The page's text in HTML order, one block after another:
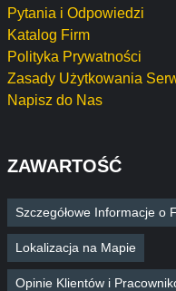
Pytania i Odpowiedzi
Katalog Firm
Polityka Prywatności
Zasady Użytkowania
Napisz do Nas
ZAWARTOŚĆ
Szczegółowe Informacje o
Lokalizacja na Mapie
Opinie Klientów i